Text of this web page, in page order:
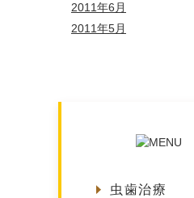
2011年6月
2011年5月
虫歯治療